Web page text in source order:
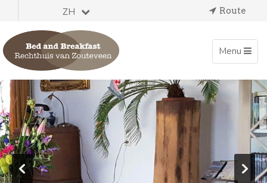
ZH Route
Toggle
navigation
Menu